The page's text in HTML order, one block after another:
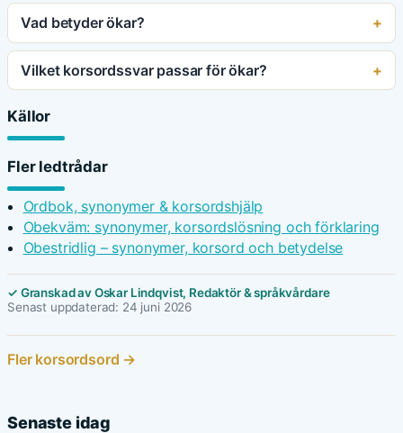
Vad betyder ökar?
Vilket korsordssvar passar för ökar?
Källor
Fler ledtrådar
Ordbok, synonymer & korsordshjälp
Obekväm: synonymer, korsordslösning och förklaring
Obestridlig – synonymer, korsord och betydelse
✓ Granskad av Oskar Lindqvist, Redaktör & språkvårdare
Senast uppdaterad: 24 juni 2026
Fler korsordsord →
Senaste idag